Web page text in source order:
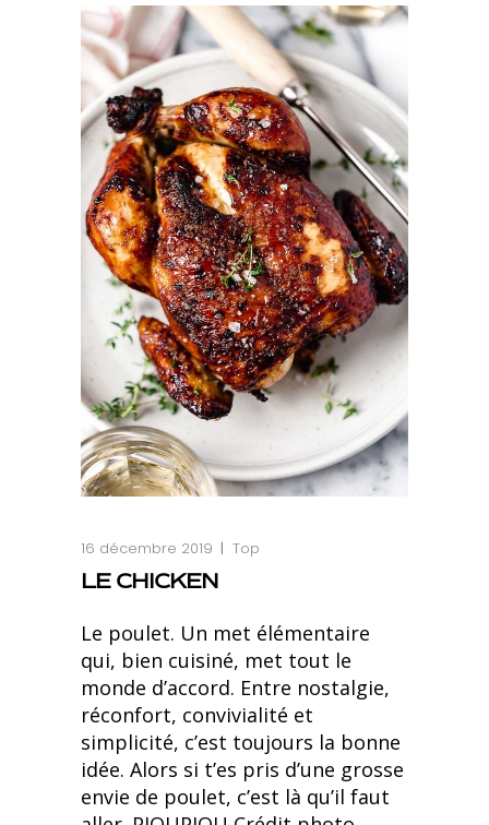
16 décembre 2019 Top
LE CHICKEN
Le poulet. Un met élémentaire
qui, bien cuisiné, met tout le
monde d’accord. Entre nostalgie,
réconfort, convivialité et
simplicité, c’est toujours la bonne
idée. Alors si t’es pris d’une grosse
envie de poulet, c’est là qu’il faut